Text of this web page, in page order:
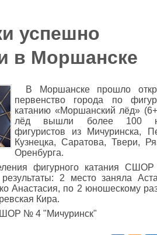
успешно
в Моршанске
В Моршанске прошло
первенство города по
катанию «Моршанский лёд»
лёд вышли более 100
фигуристов из Мичуринска,
Кузнецка, Саратова, Твери,
Оренбурга.
фигурного катания
2 место заняла
Анастасия, по 2 юношескому
Кира.
№ 4 "Мичуринск"